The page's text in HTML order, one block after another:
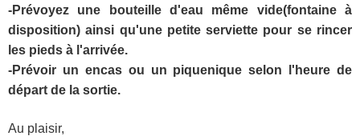
-Prévoyez une bouteille d'eau même vide(fontaine à
disposition) ainsi qu'une petite serviette pour se rincer
les pieds à l'arrivée.
-Prévoir un encas ou un piquenique selon l'heure de
départ de la sortie.
Au plaisir,